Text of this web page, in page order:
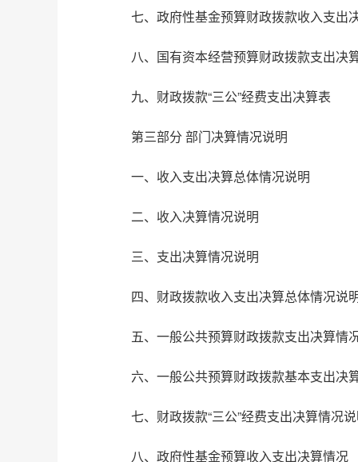
七、政府性基金预算财政拨款收入支出
八、国有资本经营预算财政拨款支出决
九、财政拨款“三公”经费支出决算表
第三部分 部门决算情况说明
一、收入支出决算总体情况说明
二、收入决算情况说明
三、支出决算情况说明
四、财政拨款收入支出决算总体情况说
五、一般公共预算财政拨款支出决算情
六、一般公共预算财政拨款基本支出决
七、财政拨款“三公”经费支出决算情况
八、政府性基金预算收入支出决算情况